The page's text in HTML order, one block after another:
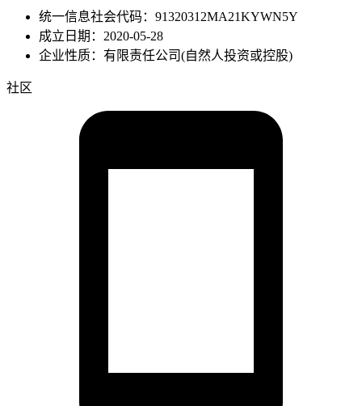
统一信息社会代码：91320312MA21KYWN5Y
成立日期：2020-05-28
企业性质：有限责任公司(自然人投资或控股)
社区